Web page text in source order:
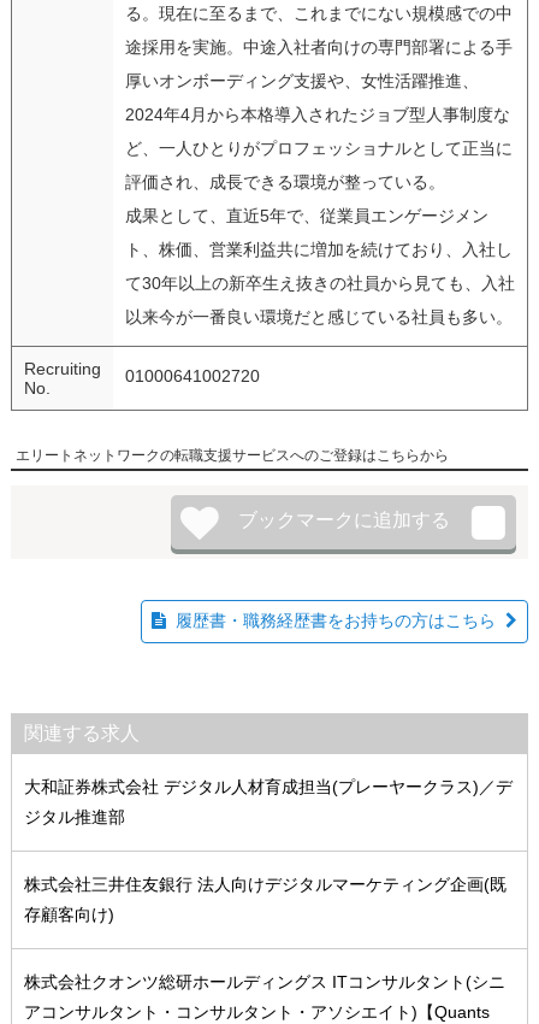
る。現在に至るまで、これまでにない規模感での中
途採用を実施。中途入社者向けの専門部署による手
厚いオンボーディング支援や、女性活躍推進、
2024年4月から本格導入されたジョブ型人事制度な
ど、一人ひとりがプロフェッショナルとして正当に
評価され、成長できる環境が整っている。
成果として、直近5年で、従業員エンゲージメン
ト、株価、営業利益共に増加を続けており、入社し
て30年以上の新卒生え抜きの社員から見ても、入社
以来今が一番良い環境だと感じている社員も多い。
Recruiting
No.
01000641002720
エリートネットワークの転職支援サービスへのご登録はこちらから
履歴書・職務経歴書をお持ちの方はこちら
関連する求人
大和証券株式会社 デジタル人材育成担当(プレーヤークラス)／デ
ジタル推進部
株式会社三井住友銀行 法人向けデジタルマーケティング企画(既
存顧客向け)
株式会社クオンツ総研ホールディングス ITコンサルタント(シニ
アコンサルタント・コンサルタント・アソシエイト)【Quants